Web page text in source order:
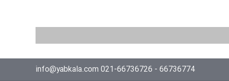
66736774 - 021-66736726 info@yabkala.com